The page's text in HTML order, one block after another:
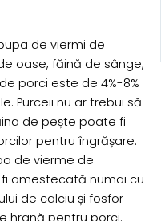
de viermi de
oase, făină de sânge,
porci este de 4%-8%
Purceii nu ar trebui să
de pește poate fi
pentru îngrășare.
de vierme de
amestecată numai cu
de calciu și fosfor